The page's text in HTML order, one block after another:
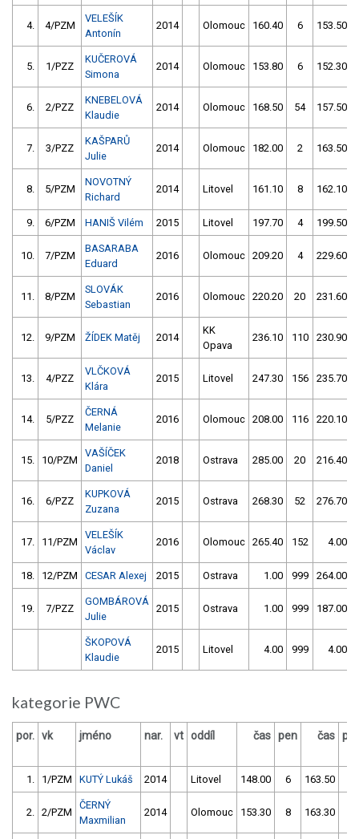
4. 4/PZM
VELEŠÍK
Antonín
2014 Olomouc 160.40 6 153.50
5. 1/PZZ
KUČEROVÁ
Simona
2014 Olomouc 153.80 6 152.30
6. 2/PZZ
KNEBELOVÁ
Klaudie
2014 Olomouc 168.50 54 157.50
7. 3/PZZ
KAŠPARŮ
Julie
2014 Olomouc 182.00 2 163.50
8. 5/PZM
NOVOTNÝ
Richard
2014 Litovel 161.10 8 162.10
9. 6/PZM HANIŠ Vilém 2015 Litovel 197.70 4 199.50
10. 7/PZM
BASARABA
Eduard
2016 Olomouc 209.20 4 229.60
11. 8/PZM
SLOVÁK
Sebastian
2016 Olomouc 220.20 20 231.60
12. 9/PZM ŽÍDEK Matěj 2014
KK
Opava
236.10 110 230.90
13. 4/PZZ
VLČKOVÁ
Klára
2015 Litovel 247.30 156 235.70
14. 5/PZZ
ČERNÁ
Melanie
2016 Olomouc 208.00 116 220.10
15. 10/PZM
VAŠÍČEK
Daniel
2018 Ostrava 285.00 20 216.40
16. 6/PZZ
KUPKOVÁ
Zuzana
2015 Ostrava 268.30 52 276.70
17. 11/PZM
VELEŠÍK
Václav
2016 Olomouc 265.40 152 4.00
18. 12/PZM CESAR Alexej 2015 Ostrava 1.00 999 264.00
19. 7/PZZ
GOMBÁROVÁ
Julie
2015 Ostrava 1.00 999 187.00
ŠKOPOVÁ
Klaudie
2015 Litovel 4.00 999 4.00
kategorie PWC
por. vk jméno nar. vt oddíl čas pen čas
1. 1/PZM KUTÝ Lukáš 2014 Litovel 148.00 6 163.50
2. 2/PZM
ČERNÝ
Maxmilian
2014 Olomouc 153.30 8 163.30